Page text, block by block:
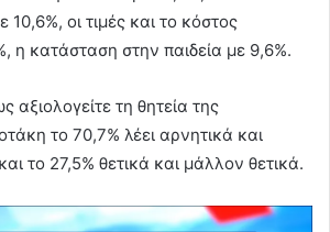
οι τιμές και το κόστος
η κατάσταση στην παιδεία με 9,6%.
αξιολογείτε τη θητεία της
το 70,7% λέει αρνητικά και
το 27,5% θετικά και μάλλον θετικά.